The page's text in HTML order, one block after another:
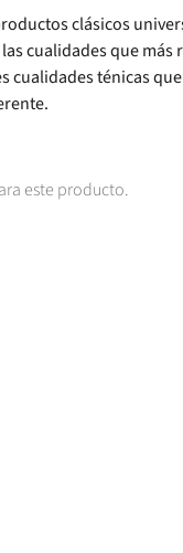
clásicos
cualidades que más
cualidades ténicas
este producto.